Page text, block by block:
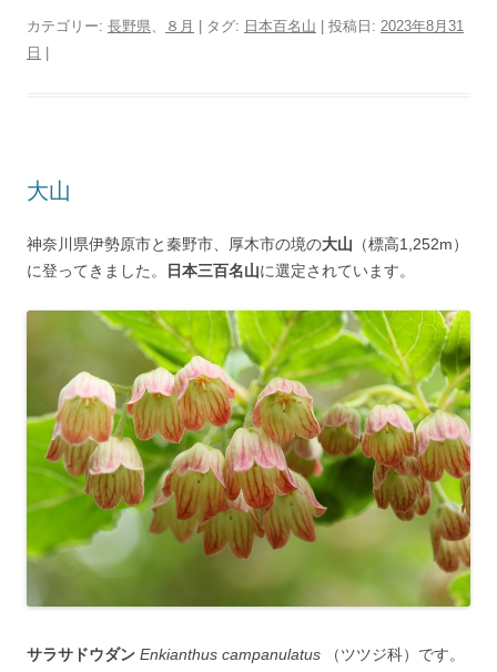
カテゴリー: 長野県、 ８月 | タグ: 日本百名山 | 投稿日: 2023年8月31
日
大山
神奈川県伊勢原市と秦野市、厚木市の境の大山 （標高1,252m）
に登ってきました。
日本三百名山に選定されています。
サラサドウダン Enkianthus campanulatus （ツツジ科）です。